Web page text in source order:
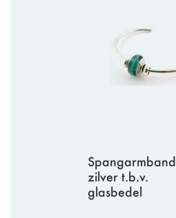
Spangarmband
zilver t.b.v.
glasbedel